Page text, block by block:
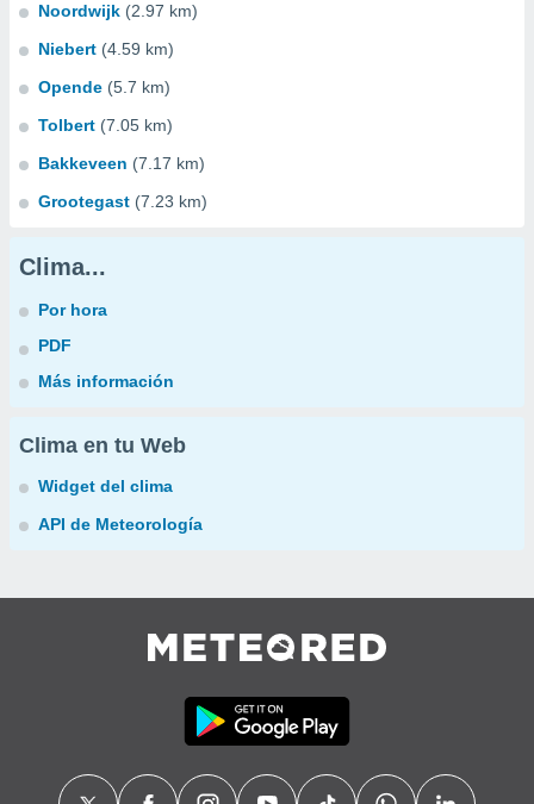
Noordwijk (2.97 km)
Niebert (4.59 km)
Opende (5.7 km)
Tolbert (7.05 km)
Bakkeveen (7.17 km)
Grootegast (7.23 km)
Clima...
Por hora
PDF
Más información
Clima en tu Web
Widget del clima
API de Meteorología